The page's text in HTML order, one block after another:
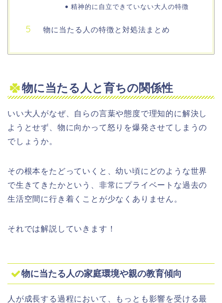
精神的に自立できていない大人の特徴
物に当たる人の特徴と対処法まとめ
物に当たる人と育ちの関係性
いい大人がなぜ、自らの言葉や態度で理知的に解決し
ようとせず、物に向かって怒りを爆発させてしまうの
でしょうか。
その根本をたどっていくと、幼い頃にどのような世界
で生きてきたかという、非常にプライベートな過去の
生活空間に行き着くことが少なくありません。
それでは解説していきます！
物に当たる人の家庭環境や親の教育傾向
人が成長する過程において、もっとも影響を受ける最